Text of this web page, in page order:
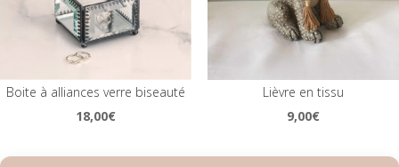
Boite à alliances verre biseauté
18,00€
Lièvre en tissu
9,00€